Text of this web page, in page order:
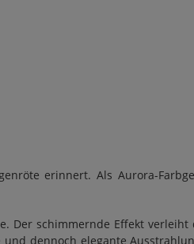
erinnert. Als Aurora-
Der schimmernde Effekt verleiht
dennoch elegante